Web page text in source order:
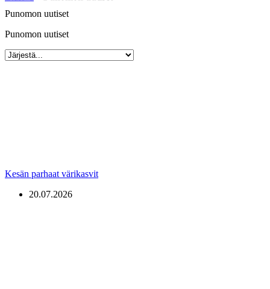
Punomon uutiset
Punomon uutiset
Kesän parhaat värikasvit
20.07.2026